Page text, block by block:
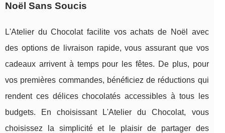
Noël Sans Soucis
L'Atelier du Chocolat facilite vos achats de Noël avec
des options de livraison rapide, vous assurant que vos
cadeaux arrivent à temps pour les fêtes. De plus, pour
vos premières commandes, bénéficiez de réductions qui
rendent ces délices chocolatés accessibles à tous les
budgets. En choisissant L'Atelier du Chocolat, vous
choisissez la simplicité et le plaisir de partager des